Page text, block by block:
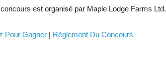
est organisé par Maple Lodge Farms Ltd.
Pour Gagner| Règlement Du Concours